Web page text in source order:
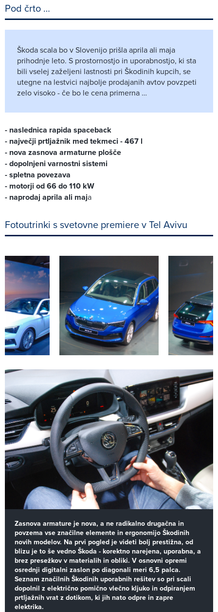
Pod črto …
Škoda scala bo v Slovenijo prišla aprila ali maja
prihodnje leto. S prostornostjo in uporabnostjo, ki sta
bili vselej zaželjeni lastnosti pri Škodinih kupcih, se
utegne na lestvici najbolje prodajanih avtov povzpeti
zelo visoko - če bo le cena primerna …
- naslednica rapida spaceback
- največji prtljažnik med tekmeci - 467 l
- nova zasnova armaturne plošče
- dopolnjeni varnostni sistemi
- spletna povezava
- motorji od 66 do 110 kW
- naprodaj aprila ali maja
Fotoutrinki s svetovne premiere v Tel Avivu
Zasnova armature je nova, a ne radikalno drugačna in
povzema vse značilne elemente in ergonomijo Škodinih
novih modelov. Na prvi pogled je videti bolj prestižna, od
blizu je to še vedno Škoda - korektno narejena, uporabna, a
brez presežkov v materialih in obliki. V osnovni opremi
osrednji digitalni zaslon po diagonali meri 6,5 palca.
Seznam značilnih Škodinih uporabnih rešitev so pri scali
dopolnil z električno pomično vlečno kljuko in odpiranjem
prtljažnih vrat z dotikom, ki jih nato odpre in zapre
elektrika.